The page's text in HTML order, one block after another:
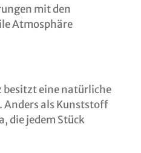
mit den
Atmosphäre
besitzt eine natürliche
Anders als Kunststoff
die jedem Stück